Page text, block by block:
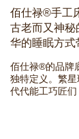
佰仕禄®手工
古老而又神秘
华的睡眠方式
佰仕禄®的品牌
独特定义。繁
代代能工巧匠们
时
也
是
个
奢
华
床